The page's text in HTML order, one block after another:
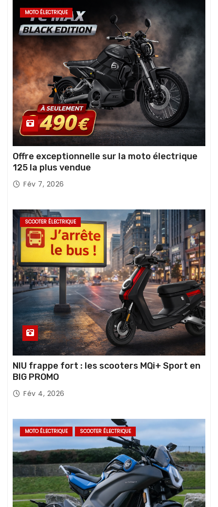
MOTO ÉLECTRIQUE
Offre exceptionnelle sur la moto électrique
125 la plus vendue
Fév 7, 2026
SCOOTER ÉLECTRIQUE
NIU frappe fort : les scooters MQi+ Sport en
BIG PROMO
Fév 4, 2026
MOTO ÉLECTRIQUE SCOOTER ÉLECTRIQUE